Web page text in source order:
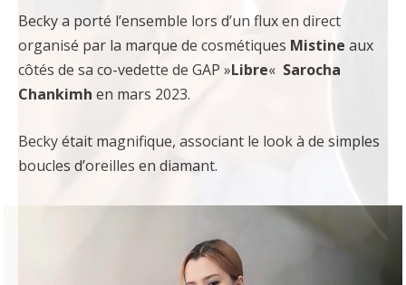
Becky a porté l’ensemble lors d’un flux en direct
organisé par la marque de cosmétiques Mistine aux
côtés de sa co-vedette de GAP »Libre« Sarocha
Chankimh en mars 2023.
Becky était magnifique, associant le look à de simples
boucles d’oreilles en diamant.